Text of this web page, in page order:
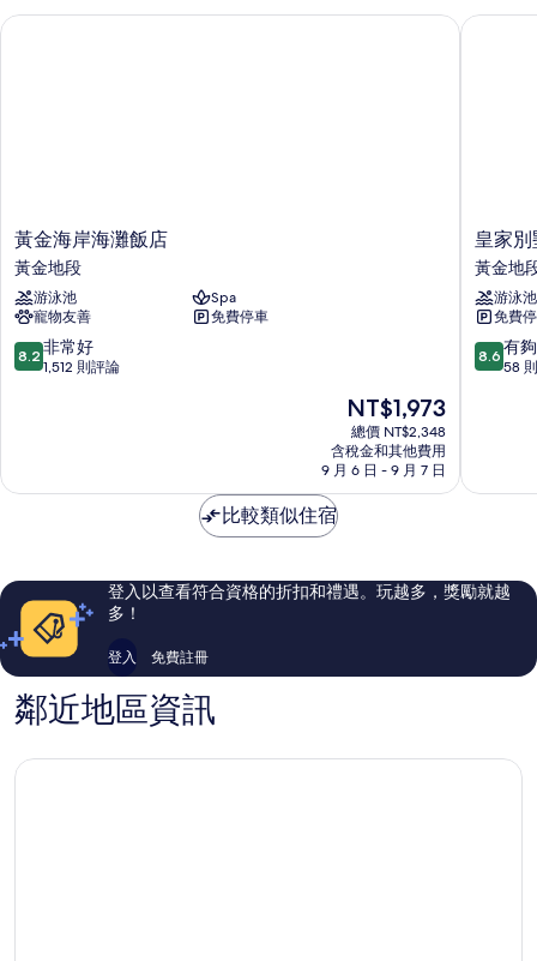
情
黃
金
海
岸
海
灘
飯
黃金海岸海灘飯店
黃金地段
游泳池
Spa
寵物友善
免費停車
8.2
分，
常
評
論
8.2 非常好
1,512 則評論
現
在
價
格
為
NT$1,973
總價 NT$2,348
含稅金和其他費用
9 月 6 日 - 9 月 7 日
黃金海岸海灘飯店
皇
家
別
墅
度
假
飯
皇家
黃金地
游泳池
免費
8.6
分，
夠
評
論
8.6 有
58
皇家別
比較類似住宿
登入以查看符合資格的折扣和禮遇。玩越多，獎勵就越
多！
登入 免費註冊
鄰近地區資訊